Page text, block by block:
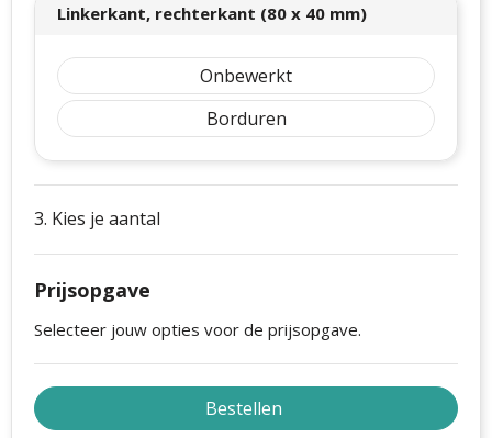
Linkerkant, rechterkant (80 x 40 mm)
Onbewerkt
Borduren
3. Kies je aantal
Prijsopgave
Selecteer jouw opties voor de prijsopgave.
Bestellen